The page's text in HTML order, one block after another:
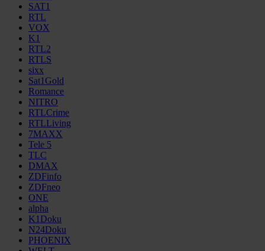
SAT1
RTL
VOX
K1
RTL2
RTLS
sixx
Sat1Gold
Romance
NITRO
RTLCrime
RTLLiving
7MAXX
Tele 5
TLC
DMAX
ZDFinfo
ZDFneo
ONE
alpha
K1Doku
N24Doku
PHOENIX